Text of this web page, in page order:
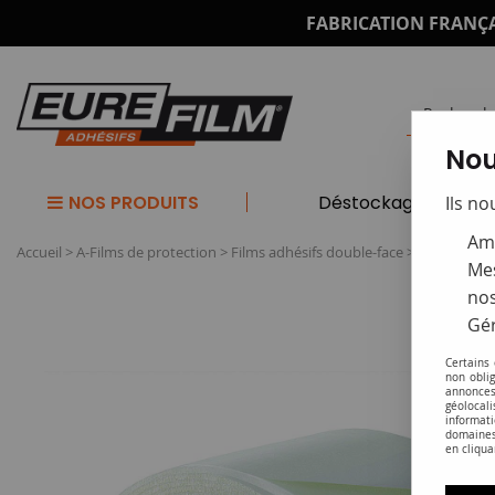
FABRICATION
NOS PRODUITS Déstockage
Accueil >A-Films de protection > Films adhésifs double-face > DFT
Ils
Certains
non
en